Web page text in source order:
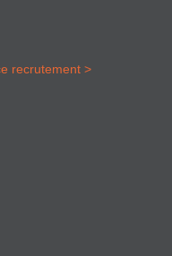
recrutement >